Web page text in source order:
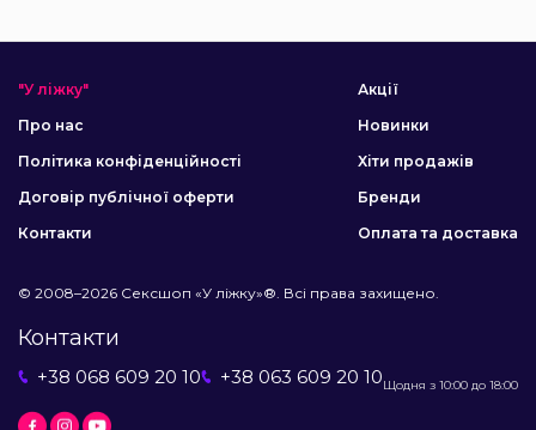
"У ліжку"
Про нас
Політика конфіденційності
Договір публічної оферти
Контакти
Акції
Новинки
Хіти продажів
Бренди
Оплата та доставка
© 2008–2026 Сексшоп «У ліжку»®. Всі права захищено.
Контакти
+38 068 609 20 10 +38 063 609 20 10Щодня з 10:00 до 18:00